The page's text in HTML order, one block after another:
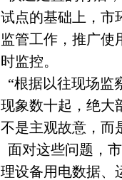
试点的基础上，市
监管工作，推广使
时监控。
“根据以往现场监
现象数十起，绝大
不是主观故意，而
面对这些问题，
理设备用电数据、